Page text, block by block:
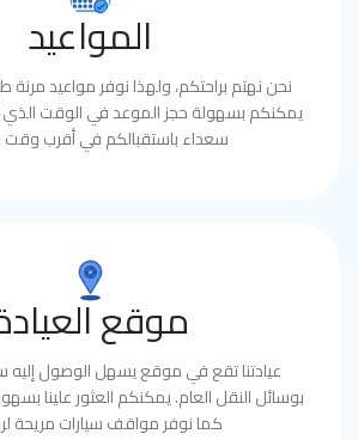
المواعيد
نحن نهتم براحتكم، ولهذا نوفر مواعيد مرنة
يمكنكم بسهولة حجز الموعد في الوقت
سعداء باستقبالكم في أقرب
موقع
عيادتنا تقع في موقع يسهل الوصول إليه
بوسائل النقل العام. يمكنكم العثور علينا
كما نوفر مواقف سيارات مريحة